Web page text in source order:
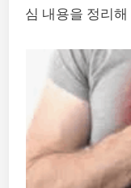
심 내용을 정리